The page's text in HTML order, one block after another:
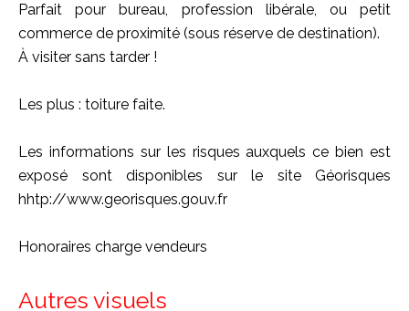
Parfait pour bureau, profession libérale, ou petit
commerce de proximité (sous réserve de destination).
À visiter sans tarder !
Les plus : toiture faite.
Les informations sur les risques auxquels ce bien est
exposé sont disponibles sur le site Géorisques
hhtp://www.georisques.gouv.fr
Honoraires charge vendeurs
Autres visuels